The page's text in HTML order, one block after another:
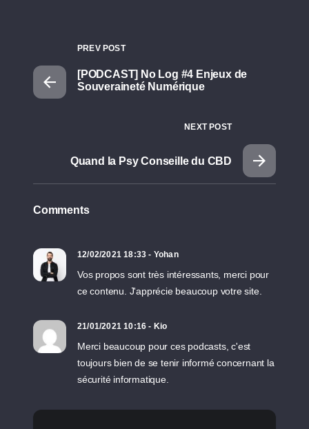
PREV POST
[PODCAST] No Log #4 Enjeux de
Souveraineté Numérique
NEXT POST
Quand la Psy Conseille du CBD
Comments
12/02/2021 18:33 - Yohan
Vos propos sont très intéressants, merci pour
ce contenu. J'apprécie beaucoup votre site.
21/01/2021 10:16 - Kio
Merci beaucoup pour ces podcasts, c'est
toujours bien de se tenir informé concernant la
sécurité informatique.